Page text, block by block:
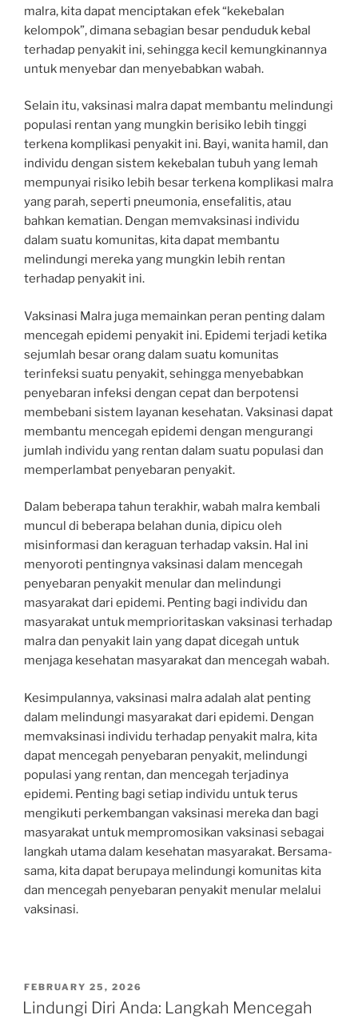
malra, kita dapat menciptakan efek “kekebalan
kelompok”, dimana sebagian besar penduduk kebal
terhadap penyakit ini, sehingga kecil kemungkinannya
untuk menyebar dan menyebabkan wabah.
Selain itu, vaksinasi malra dapat membantu melindungi
populasi rentan yang mungkin berisiko lebih tinggi
terkena komplikasi penyakit ini. Bayi, wanita hamil, dan
individu dengan sistem kekebalan tubuh yang lemah
mempunyai risiko lebih besar terkena komplikasi malra
yang parah, seperti pneumonia, ensefalitis, atau
bahkan kematian. Dengan memvaksinasi individu
dalam suatu komunitas, kita dapat membantu
melindungi mereka yang mungkin lebih rentan
terhadap penyakit ini.
Vaksinasi Malra juga memainkan peran penting dalam
mencegah epidemi penyakit ini. Epidemi terjadi ketika
sejumlah besar orang dalam suatu komunitas
terinfeksi suatu penyakit, sehingga menyebabkan
penyebaran infeksi dengan cepat dan berpotensi
membebani sistem layanan kesehatan. Vaksinasi dapat
membantu mencegah epidemi dengan mengurangi
jumlah individu yang rentan dalam suatu populasi dan
memperlambat penyebaran penyakit.
Dalam beberapa tahun terakhir, wabah malra kembali
muncul di beberapa belahan dunia, dipicu oleh
misinformasi dan keraguan terhadap vaksin. Hal ini
menyoroti pentingnya vaksinasi dalam mencegah
penyebaran penyakit menular dan melindungi
masyarakat dari epidemi. Penting bagi individu dan
masyarakat untuk memprioritaskan vaksinasi terhadap
malra dan penyakit lain yang dapat dicegah untuk
menjaga kesehatan masyarakat dan mencegah wabah.
Kesimpulannya, vaksinasi malra adalah alat penting
dalam melindungi masyarakat dari epidemi. Dengan
memvaksinasi individu terhadap penyakit malra, kita
dapat mencegah penyebaran penyakit, melindungi
populasi yang rentan, dan mencegah terjadinya
epidemi. Penting bagi setiap individu untuk terus
mengikuti perkembangan vaksinasi mereka dan bagi
masyarakat untuk mempromosikan vaksinasi sebagai
langkah utama dalam kesehatan masyarakat. Bersama-
sama, kita dapat berupaya melindungi komunitas kita
dan mencegah penyebaran penyakit menular melalui
vaksinasi.
POSTED
ON
FEBRUARY 25, 2026
Lindungi Diri Anda: Langkah Mencegah